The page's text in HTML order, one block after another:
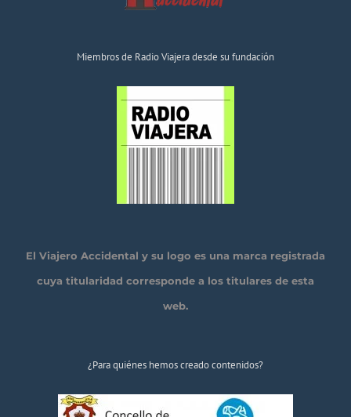
Miembros de Radio Viajera desde su fundación
El Viajero Accidental y su logo es una marca registrada
cuya titularidad corresponde a los titulares de esta
web.
¿Para quiénes hemos creado contenidos?